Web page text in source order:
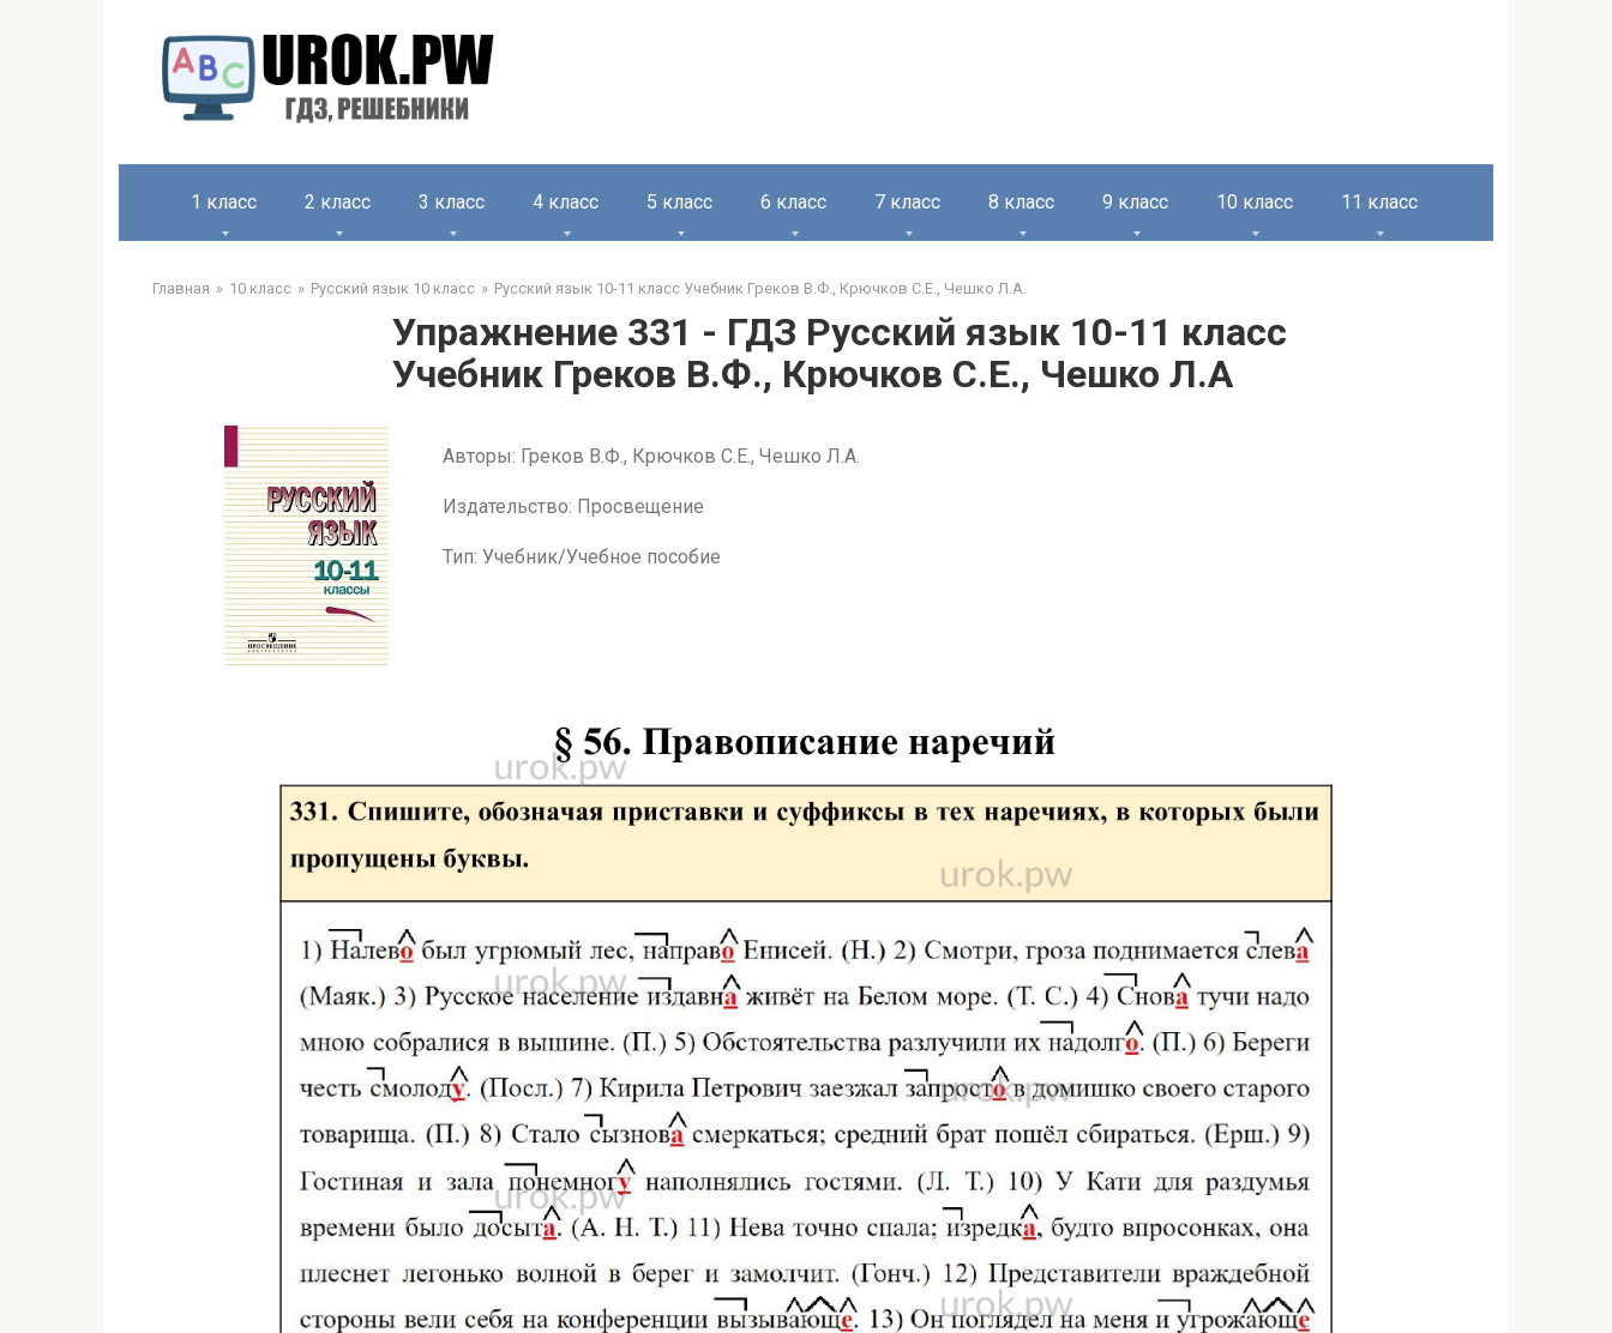
1 класс 2 класс 3 класс 4 класс 5 класс 6 класс 7 класс 8 класс 9 класс 10 класс 11 класс
Главная 10 класс Русский язык 10 класс Русский язык 10-11 класс Учебник Греков В.Ф., Крючков С.Е., Чешко Л.А.
Упражнение 331 - ГДЗ Русский язык 10-11 класс
Учебник Греков В.Ф., Крючков С.Е., Чешко Л.А
Авторы: Греков В.Ф., Крючков С.Е., Чешко Л.А.
Издательство: Просвещение
Тип: Учебник/Учебное пособие